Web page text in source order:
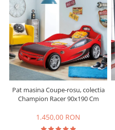
Pat masina Coupe-rosu, colectia
Champion Racer 90x190 Cm
1.450,00 RON